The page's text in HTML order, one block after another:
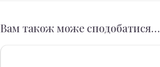
Вам також може сподобатися…